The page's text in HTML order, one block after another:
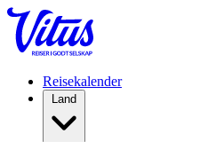
Reisekalender